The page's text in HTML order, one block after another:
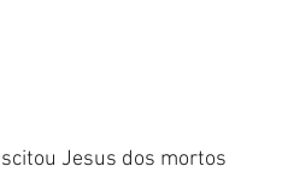
Jesus dos mortos